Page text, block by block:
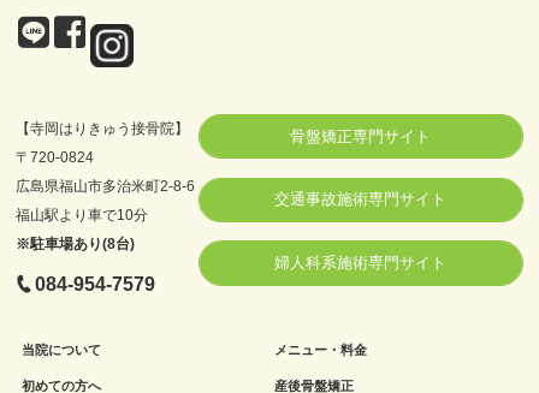
【寺岡はりきゅう接骨院】
〒720-0824
広島県福山市多治米町2-8-6
福山駅より車で10分
※駐車場あり(8台)
084-954-7579
骨盤矯正専門サイト
交通事故施術専門サイト
婦人科系施術専門サイト
当院について
初めての方へ
メニュー・料金
産後骨盤矯正